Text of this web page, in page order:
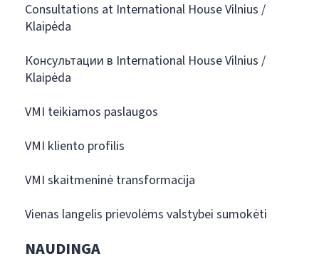
Consultations at International House Vilnius /
Klaipėda
Консультации в International House Vilnius /
Klaipėda
VMI teikiamos paslaugos
VMI kliento profilis
VMI skaitmeninė transformacija
Vienas langelis prievolėms valstybei sumokėti
NAUDINGA